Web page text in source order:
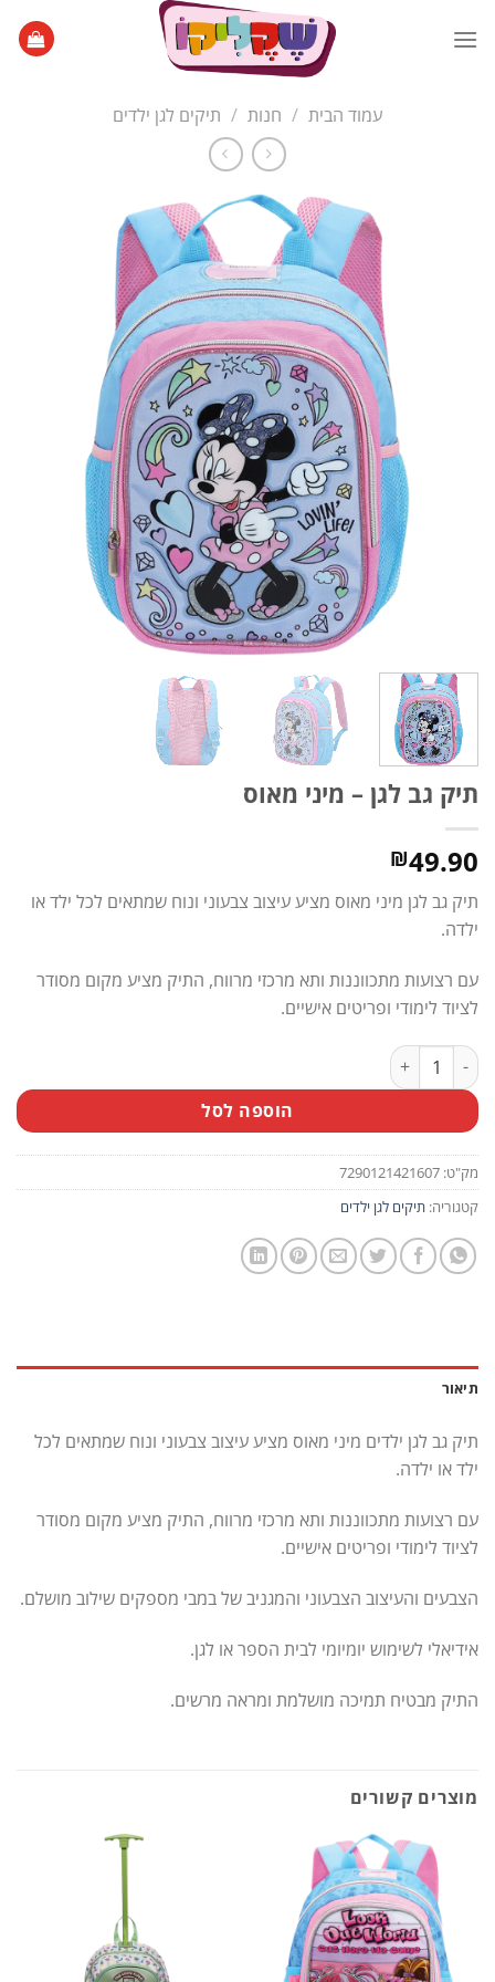
עמוד הבית / חנות / תיקים לגן ילדים
תיק גב לגן – מיני מאוס
₪49.90
תיק גב לגן מיני מאוס מציע עיצוב צבעוני ונוח שמתאים לכל ילד או
ילדה.
עם רצועות מתכווננות ותא מרכזי מרווח, התיק מציע מקום מסודר
לציוד לימודי ופריטים אישיים.
כמות של תיק גב לגן - מיני מאוס
הוספה לסל
מק"ט: 7290121421607
קטגוריה: תיקים לגן ילדים
תיאור
תיק גב לגן ילדים מיני מאוס מציע עיצוב צבעוני ונוח שמתאים לכל
ילד או ילדה.
עם רצועות מתכווננות ותא מרכזי מרווח, התיק מציע מקום מסודר
לציוד לימודי ופריטים אישיים.
הצבעים והעיצוב הצבעוני והמגניב של במבי מספקים שילוב מושלם.
אידיאלי לשימוש יומיומי לבית הספר או לגן.
התיק מבטיח תמיכה מושלמת ומראה מרשים.
מוצרים קשורים